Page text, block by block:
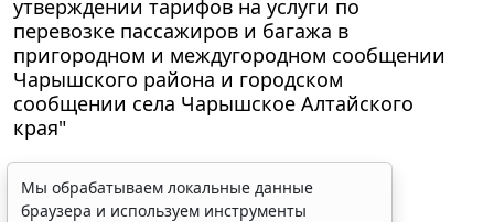
утверждении тарифов на услуги по
перевозке пассажиров и багажа в
пригородном и междугородном сообщении
Чарышского района и городском
сообщении села Чарышское Алтайского
края"
Мы обрабатываем локальные данные
браузера и используем инструменты